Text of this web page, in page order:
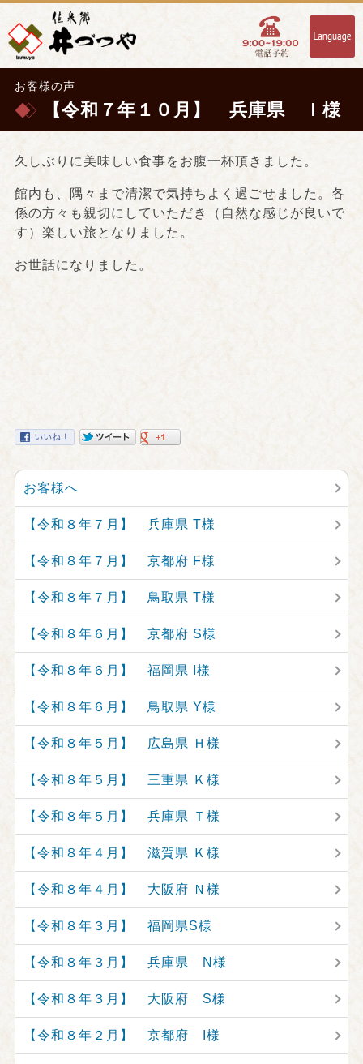
お客様の声
【令和７年１０月】 兵庫県 Ｉ様
久しぶりに美味しい食事をお腹一杯頂きました。
館内も、隅々まで清潔で気持ちよく過ごせました。各
係の方々も親切にしていただき（自然な感じが良いで
す）楽しい旅となりました。
お世話になりました。
お客様へ
【令和８年７月】 兵庫県 T様
【令和８年７月】 京都府 F様
【令和８年７月】 鳥取県 T様
【令和８年６月】 京都府 S様
【令和８年６月】 福岡県 I様
【令和８年６月】 鳥取県 Y様
【令和８年５月】 広島県 Ｈ様
【令和８年５月】 三重県 Ｋ様
【令和８年５月】 兵庫県 Ｔ様
【令和８年４月】 滋賀県 Ｋ様
【令和８年４月】 大阪府 Ｎ様
【令和８年３月】 福岡県S様
【令和８年３月】 兵庫県 N様
【令和８年３月】 大阪府 S様
【令和８年２月】 京都府 I様